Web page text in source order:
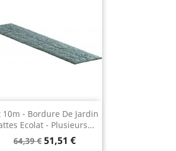
10m - Bordure De Jardin
Ecolat - Plusieurs...
Prix
64,39 € Prix
51,51 €